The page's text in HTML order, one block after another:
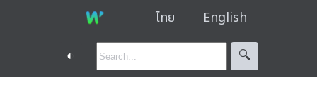
ไทย English
◐ 🔍︎